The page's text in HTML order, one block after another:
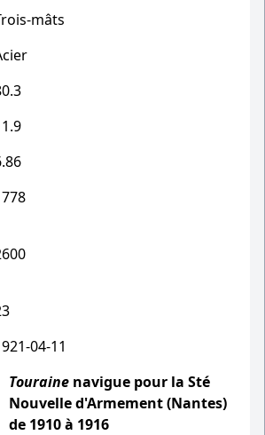
mâts
04-11
Touraine navigue pour la Sté
Nouvelle d'Armement (Nantes)
de 1910 à 1916